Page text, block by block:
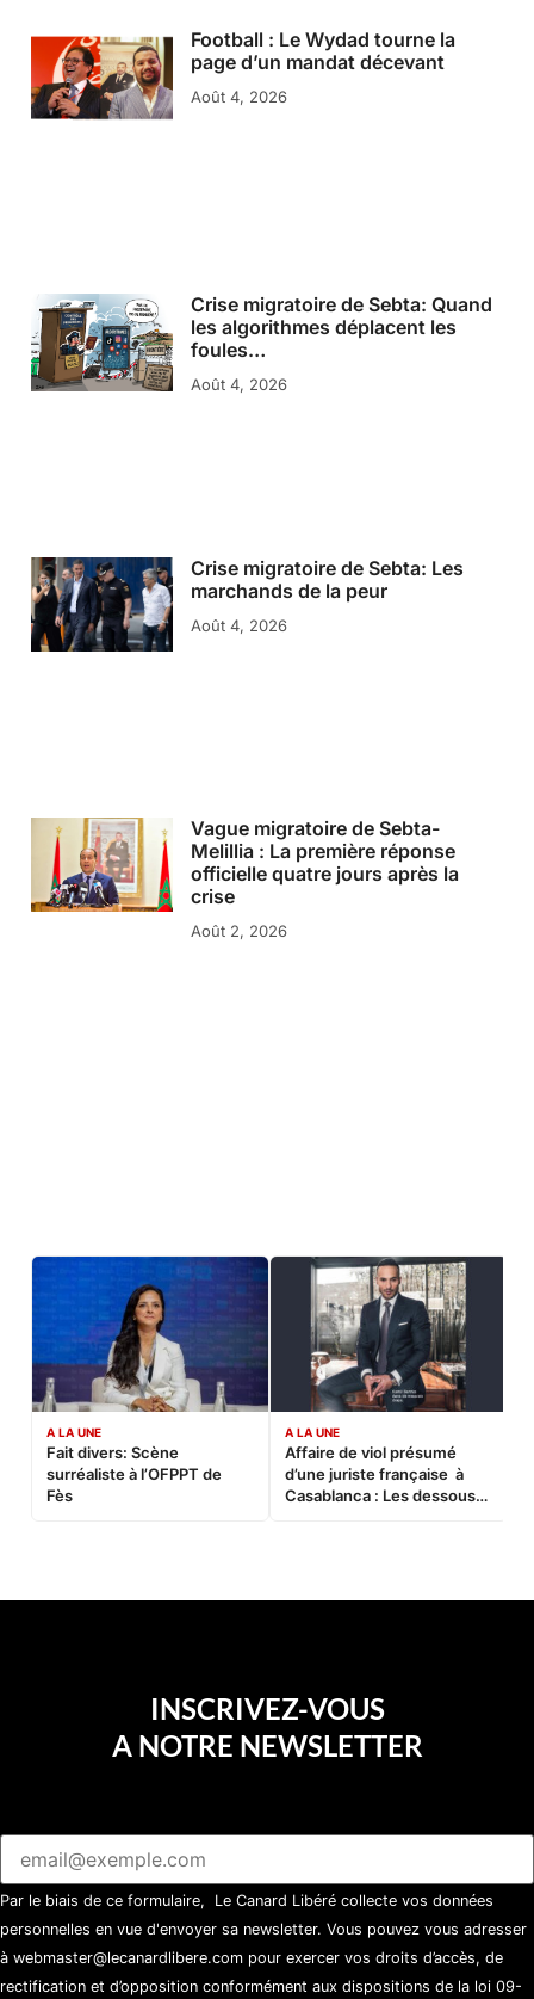
Football : Le Wydad tourne la
page d’un mandat décevant
Août 4, 2026
Crise migratoire de Sebta: Quand
les algorithmes déplacent les
foules…
Août 4, 2026
Crise migratoire de Sebta: Les
marchands de la peur
Août 4, 2026
Vague migratoire de Sebta-
Melillia : La première réponse
officielle quatre jours après la
crise
Août 2, 2026
A LA UNE
Fait divers: Scène
surréaliste à l’OFPPT de
Fès
A LA UNE
Affaire de viol présumé
d’une juriste française à
Casablanca : Les dessous
INSCRIVEZ-VOUS
A NOTRE NEWSLETTER
Par le biais de ce formulaire, Le Canard Libéré collecte vos données
personnelles en vue d'envoyer sa newsletter. Vous pouvez vous adresser
à webmaster@lecanardlibere.com pour exercer vos droits d’accès, de
rectification et d’opposition conformément aux dispositions de la loi 09-